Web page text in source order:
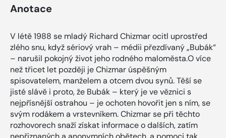
Anotace
V létě 1988 se mladý Richard Chizmar ocitl uprostřed
zlého snu, když sériový vrah – médii přezdívaný „Bubák“
– narušil pokojný život jeho rodného maloměsta.O více
než třicet let později je Chizmar úspěšným
spisovatelem, manželem a otcem dvou synů. Těší se
jisté slávě i proto, že Bubák – který je ve věznici s
nejpřísnější ostrahou – je ochoten hovořit jen s ním, se
svým rodákem a vrstevníkem. Chizmar se při těchto
rozhovorech snaží získat informace o dalších, zatím